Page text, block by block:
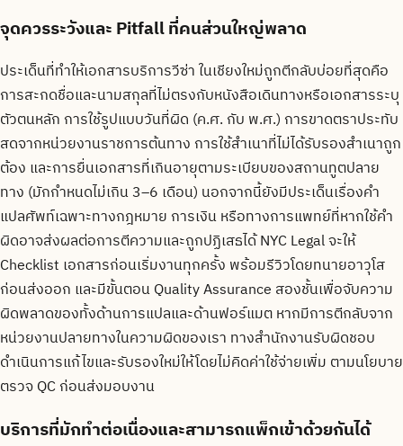
จุดควรระวังและ Pitfall ที่คนส่วนใหญ่พลาด
ประเด็นที่ทำให้เอกสารบริการวีซ่า ในเชียงใหม่ถูกตีกลับบ่อยที่สุดคือ
การสะกดชื่อและนามสกุลที่ไม่ตรงกับหนังสือเดินทางหรือเอกสารระบุ
ตัวตนหลัก การใช้รูปแบบวันที่ผิด (ค.ศ. กับ พ.ศ.) การขาดตราประทับ
สดจากหน่วยงานราชการต้นทาง การใช้สำเนาที่ไม่ได้รับรองสำเนาถูก
ต้อง และการยื่นเอกสารที่เกินอายุตามระเบียบของสถานทูตปลาย
ทาง (มักกำหนดไม่เกิน 3–6 เดือน) นอกจากนี้ยังมีประเด็นเรื่องคำ
แปลศัพท์เฉพาะทางกฎหมาย การเงิน หรือทางการแพทย์ที่หากใช้คำ
ผิดอาจส่งผลต่อการตีความและถูกปฏิเสธได้ NYC Legal จะให้
Checklist เอกสารก่อนเริ่มงานทุกครั้ง พร้อมรีวิวโดยทนายอาวุโส
ก่อนส่งออก และมีขั้นตอน Quality Assurance สองชั้นเพื่อจับความ
ผิดพลาดของทั้งด้านการแปลและด้านฟอร์แมต หากมีการตีกลับจาก
หน่วยงานปลายทางในความผิดของเรา ทางสำนักงานรับผิดชอบ
ดำเนินการแก้ไขและรับรองใหม่ให้โดยไม่คิดค่าใช้จ่ายเพิ่ม ตามนโยบาย
ตรวจ QC ก่อนส่งมอบงาน
บริการที่มักทำต่อเนื่องและสามารถแพ็กเข้าด้วยกันได้